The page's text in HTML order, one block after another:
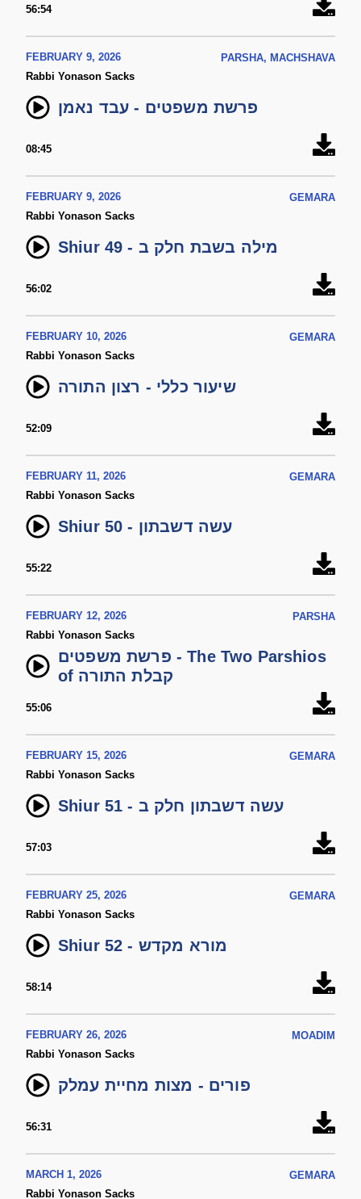
56:54
FEBRUARY 9, 2026
PARSHA, MACHSHAVA
Rabbi Yonason Sacks
פרשת משפטים - עבד נאמן
08:45
FEBRUARY 9, 2026
GEMARA
Rabbi Yonason Sacks
Shiur 49 - מילה בשבת חלק ב
56:02
FEBRUARY 10, 2026
GEMARA
Rabbi Yonason Sacks
שיעור כללי - רצון התורה
52:09
FEBRUARY 11, 2026
GEMARA
Rabbi Yonason Sacks
Shiur 50 - עשה דשבתון
55:22
FEBRUARY 12, 2026
PARSHA
Rabbi Yonason Sacks
פרשת משפטים - The Two Parshios
of קבלת התורה
55:06
FEBRUARY 15, 2026
GEMARA
Rabbi Yonason Sacks
Shiur 51 - עשה דשבתון חלק ב
57:03
FEBRUARY 25, 2026
GEMARA
Rabbi Yonason Sacks
Shiur 52 - מורא מקדש
58:14
FEBRUARY 26, 2026
MOADIM
Rabbi Yonason Sacks
פורים - מצות מחיית עמלק
56:31
MARCH 1, 2026
GEMARA
Rabbi Yonason Sacks